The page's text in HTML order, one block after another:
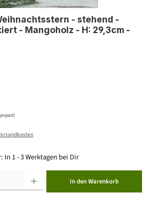
- stehend -
- Mangoholz - H: 29,3cm -
In 1 - 3 Werktagen bei Dir
In den Warenkorb